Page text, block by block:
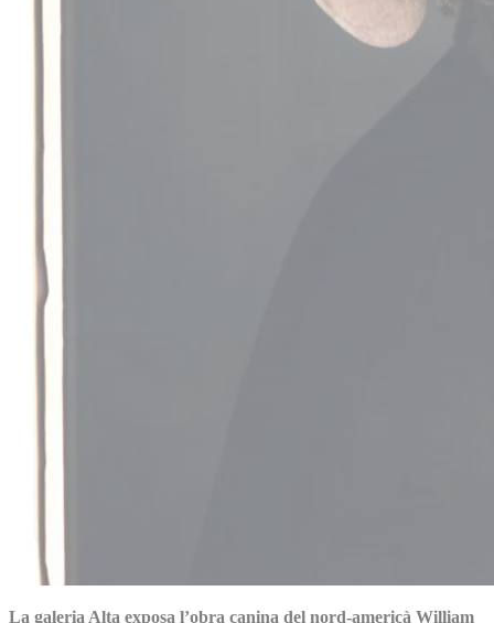
La galeria Alta exposa l’obra canina del nord-americà William